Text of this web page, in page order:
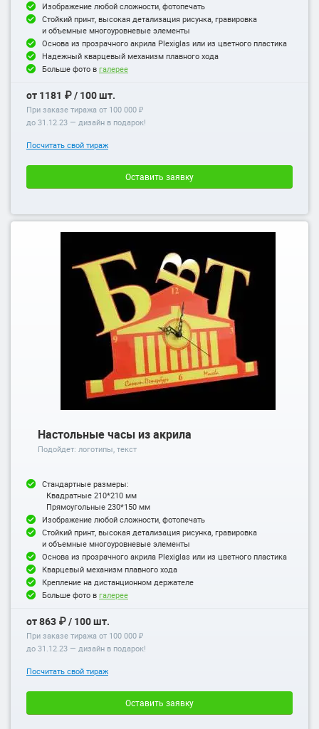
Изображение любой сложности, фотопечать
Стойкий принт, высокая детализация рисунка, гравировка
и объемные многоуровневые элементы
Основа из прозрачного акрила Plexiglas или из цветного пластика
Надежный кварцевый механизм плавного хода
Больше фото в галерее
от 1181 ₽ / 100 шт.
При заказе тиража от 100 000 ₽
до 31.12.23 — дизайн в подарок!
Посчитать свой тираж
Оставить заявку
Настольные часы из акрила
Подойдет: логотипы, текст
Стандартные размеры:
Квадратные 210*210 мм
Прямоугольные 230*150 мм
Изображение любой сложности, фотопечать
Стойкий принт, высокая детализация рисунка, гравировка
и объемные многоуровневые элементы
Основа из прозрачного акрила Plexiglas или из цветного пластика
Кварцевый механизм плавного хода
Крепление на дистанционном держателе
Больше фото в галерее
от 863 ₽ / 100 шт.
При заказе тиража от 100 000 ₽
до 31.12.23 — дизайн в подарок!
Посчитать свой тираж
Оставить заявку